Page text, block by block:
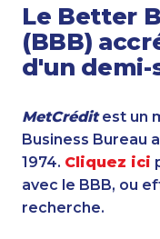
Le Better
(BBB)
d'un demi-
MetCréditest un
Business Bureau
1974. Cliquez ici
avec le BBB, ou
recherche.